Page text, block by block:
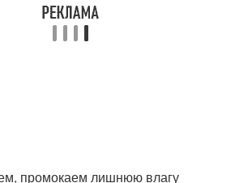
промокаем лишнюю влагу